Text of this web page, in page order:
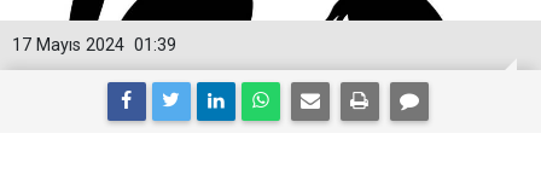
01:39
17 Mayıs 2024